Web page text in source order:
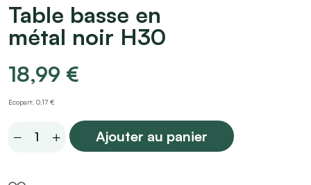
Table basse en
métal noir H30
18,99 €
Ecopart: 0,17 €
Table
Ajouter au panier